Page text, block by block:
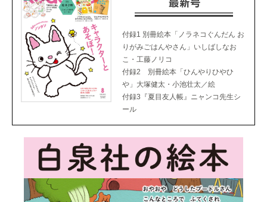
付録1 別冊絵本「ノラネコぐんだん お
りがみごはんやさん」いしばしなお
こ・工藤ノリコ
付録2 別冊絵本「ひんやりひやひ
や」大塚健太・小池壮太／絵
付録3『夏目友人帳』ニャンコ先生シ
ール